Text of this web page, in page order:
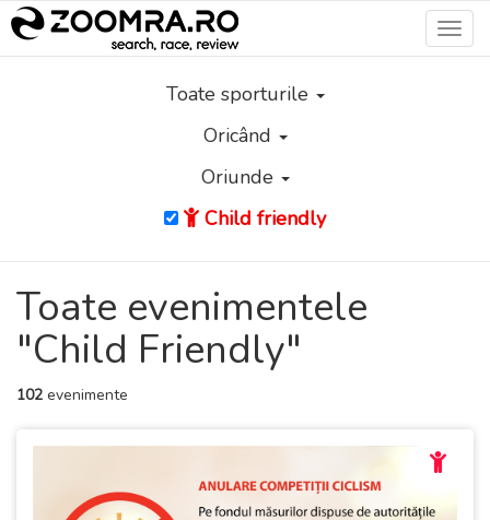
Toate sporturile
Oricând
Oriunde
Child friendly
Toate evenimentele
"Child Friendly"
102 evenimente